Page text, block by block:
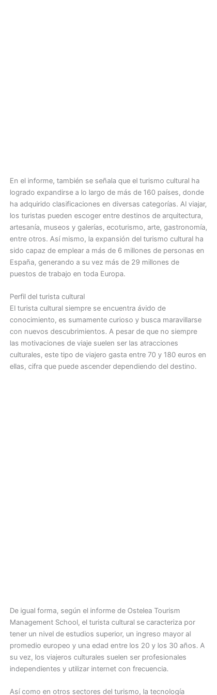
En el informe, también se señala que el turismo cultural ha
logrado expandirse a lo largo de más de 160 países, donde
ha adquirido clasificaciones en diversas categorías. Al viajar,
los turistas pueden escoger entre destinos de arquitectura,
artesanía, museos y galerías, ecoturismo, arte, gastronomía,
entre otros. Así mismo, la expansión del turismo cultural ha
sido capaz de emplear a más de 6 millones de personas en
España, generando a su vez más de 29 millones de
puestos de trabajo en toda Europa.
Perfil del turista cultural
El turista cultural siempre se encuentra ávido de
conocimiento, es sumamente curioso y busca maravillarse
con nuevos descubrimientos. A pesar de que no siempre
las motivaciones de viaje suelen ser las atracciones
culturales, este tipo de viajero gasta entre 70 y 180 euros en
ellas, cifra que puede ascender dependiendo del destino.
De igual forma, según el informe de Ostelea Tourism
Management School, el turista cultural se caracteriza por
tener un nivel de estudios superior, un ingreso mayor al
promedio europeo y una edad entre los 20 y los 30 años. A
su vez, los viajeros culturales suelen ser profesionales
independientes y utilizar internet con frecuencia.
Así como en otros sectores del turismo, la tecnología